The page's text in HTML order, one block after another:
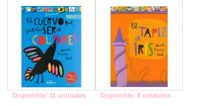
Disponible: 11 unidades Disponible: 8 unidades